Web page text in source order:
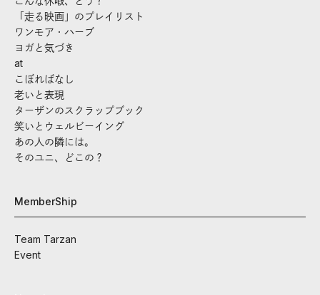
「走る映画」のプレイリスト
ワンモア・ハーブ
ヨガと気づき
at
こぼればなし
老いと表現
ターザンのスクラップブック
笑いとウェルビーイング
あの人の隣には。
そのユニ、どこの？
MemberShip
Team Tarzan
Event